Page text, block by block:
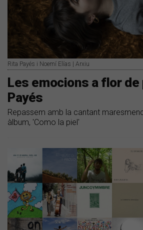
Rita Payés i Noemí Elías | Arxiu
Les emocions a flor de
Payés
Repassem amb la cantant
àlbum, 'Como la piel'